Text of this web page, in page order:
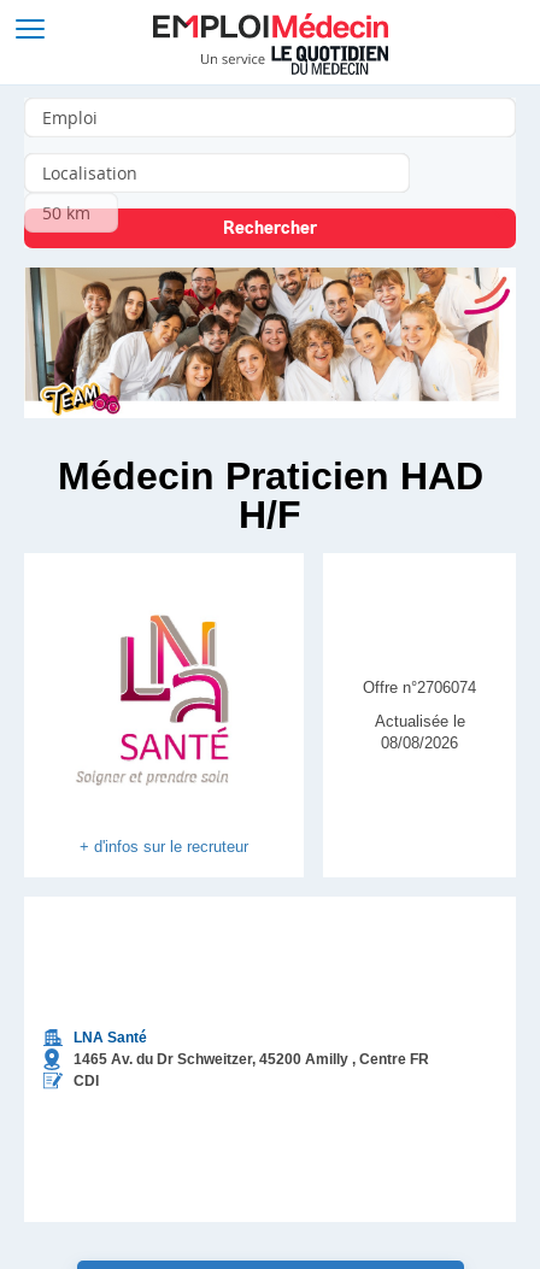
Médecin Praticien HAD
H/F
+ d'infos sur le recruteur
LNA Santé
1465 Av. du Dr Schweitzer, 45200 Amilly , Centre FR
CDI
Offre n°2706074
Actualisée le
08/08/2026